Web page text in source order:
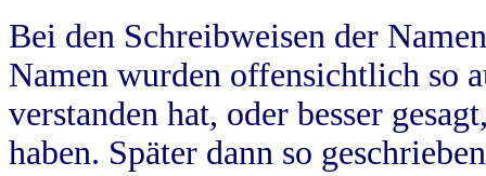
Bei den Schreibweisen der
Namen wurden offensichtlich so
verstanden hat, oder besser
haben. Später dann so